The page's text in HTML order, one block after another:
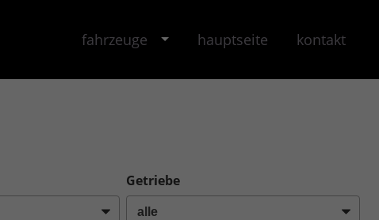
fahrzeuge hauptseite kontakt
Getriebe